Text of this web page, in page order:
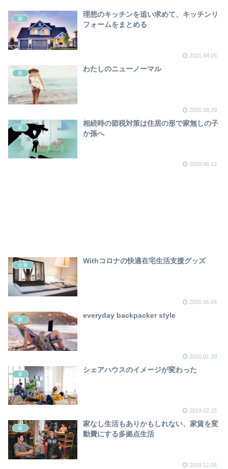
家
理想のキッチンを追い求めて、キッチンリ
フォームをまとめる
2021.04.05
家
わたしのニューノーマル
2020.08.29
家
相続時の節税対策は住居の形で家無しの子
か孫へ
2020.06.12
仕事
Withコロナの快適在宅生活支援グッズ
2020.06.04
家
everyday backpacker style
2020.01.20
家
シェアハウスのイメージが変わった
2019.12.15
家
家なし生活もありかもしれない、家賃を変
動費にする多拠点生活
2019.12.05